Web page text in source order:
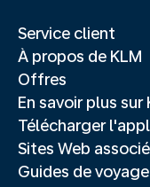
Service client
À propos de KLM
Offres
En savoir plus sur
Télécharger
Sites Web
Guides de voyage